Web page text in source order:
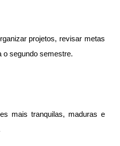
projetos, revisar metas
o segundo semestre.
mais tranquilas, maduras e